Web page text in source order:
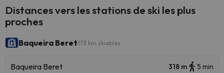
Distances vers les stations de ski les plus
proches
Baqueira Beret173 km skiables
Baqueira Beret 318 m 5 min